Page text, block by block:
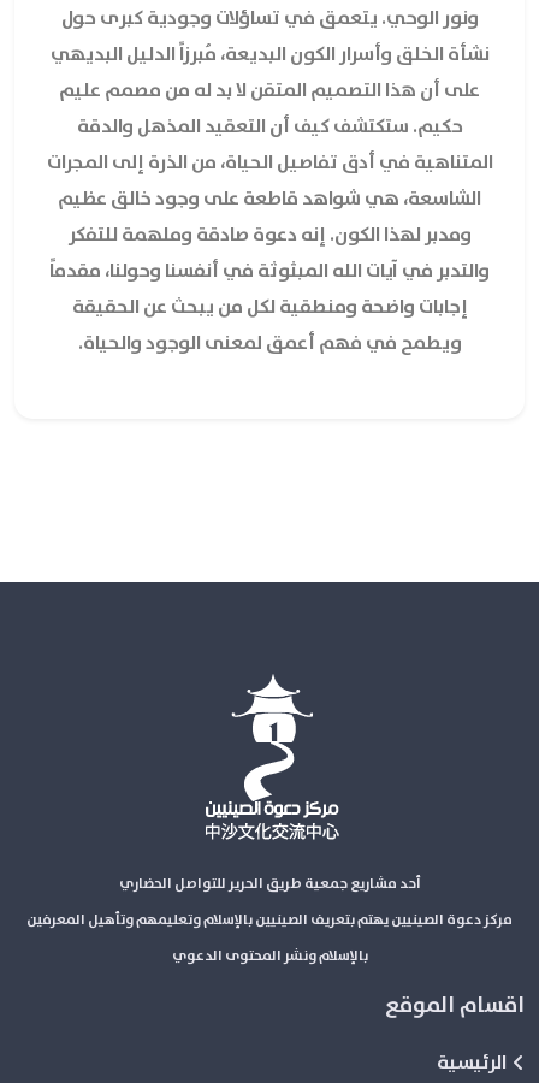
ونور الوحي. يتعمق في تساؤلات وجودية كبرى حول
نشأة الخلق وأسرار الكون البديعة، مُبرزاً الدليل البديهي
على أن هذا التصميم المتقن لا بد له من مصمم عليم
حكيم. ستكتشف كيف أن التعقيد المذهل والدقة
المتناهية في أدق تفاصيل الحياة، من الذرة إلى المجرات
الشاسعة، هي شواهد قاطعة على وجود خالق عظيم
ومدبر لهذا الكون. إنه دعوة صادقة وملهمة للتفكر
والتدبر في آيات الله المبثوثة في أنفسنا وحولنا، مقدماً
إجابات واضحة ومنطقية لكل من يبحث عن الحقيقة
ويطمح في فهم أعمق لمعنى الوجود والحياة.
أحد مشاريع جمعية طريق الحرير للتواصل الحضاري
مركز دعوة الصينيين يهتم بتعريف الصينيين بالإسلام وتعليمهم وتأهيل المعرفين
بالإسلام ونشر المحتوى الدعوي
اقسام الموقع
الرئيسية